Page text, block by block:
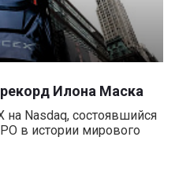
Илона Маска
на Nasdaq, состоявшийся
в истории мирового